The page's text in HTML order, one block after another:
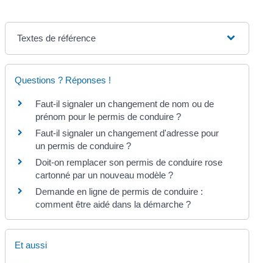
Textes de référence
Questions ? Réponses !
Faut-il signaler un changement de nom ou de
prénom pour le permis de conduire ?
Faut-il signaler un changement d'adresse pour
un permis de conduire ?
Doit-on remplacer son permis de conduire rose
cartonné par un nouveau modèle ?
Demande en ligne de permis de conduire :
comment être aidé dans la démarche ?
Et aussi